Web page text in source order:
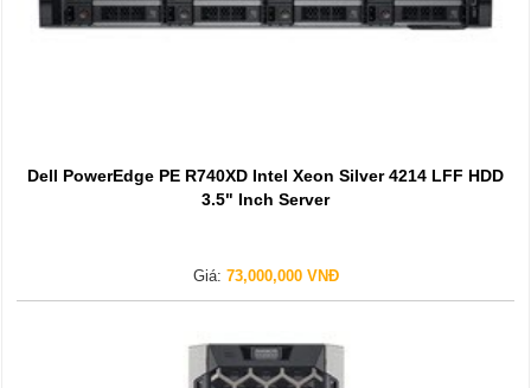
Dell PowerEdge PE R740XD Intel Xeon Silver 4214 LFF HDD
3.5" Inch Server
Giá: 73,000,000 VNĐ